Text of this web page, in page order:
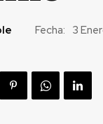
Fecha: 3